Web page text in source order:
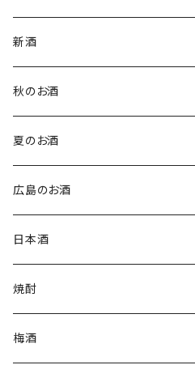
新酒
秋のお酒
夏のお酒
広島のお酒
日本酒
焼酎
梅酒